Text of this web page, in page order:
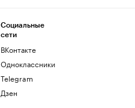
Социальные
сети
ВКонтакте
Одноклассники
Telegram
Дзен